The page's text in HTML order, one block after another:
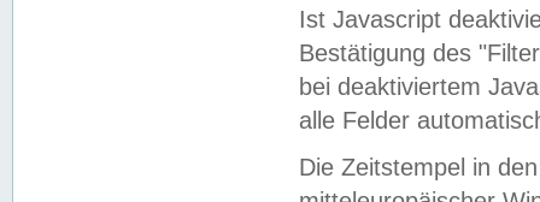
Ist Javascript
Bestätigung des
bei deaktiviertem
alle Felder
Die Zeitstempel in